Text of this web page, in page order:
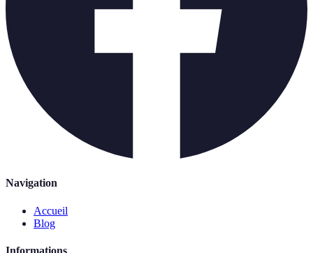
Navigation
Accueil
Blog
Informations